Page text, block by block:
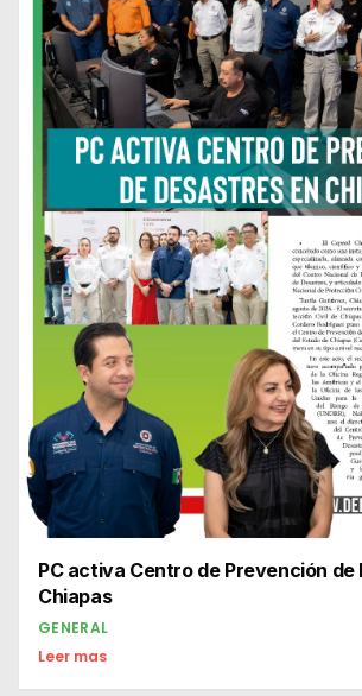
PC activa Centro de Prevención de
Chiapas
GENERAL
Leer mas